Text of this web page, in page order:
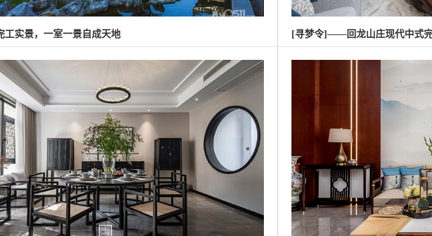
工实景，一室一景自成天地 [寻梦令]——回龙山庄现代中式